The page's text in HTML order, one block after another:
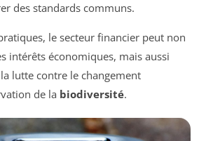
des standards communs.
le secteur financier peut non
intérêts économiques, mais aussi
lutte contre le changement
de la biodiversité.